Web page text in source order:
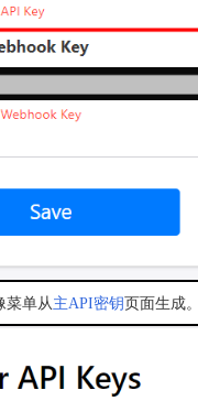
菜单从主API密钥页面生成